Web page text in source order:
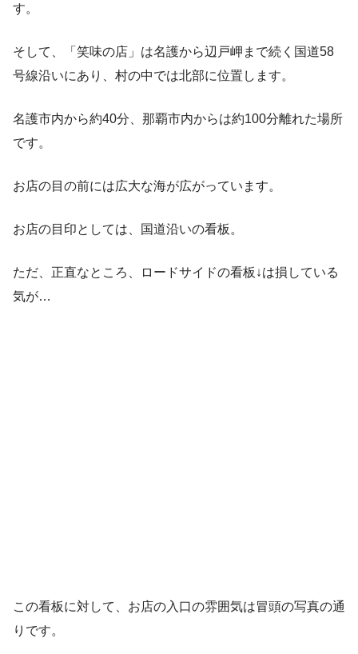
す。
そして、「笑味の店」は名護から辺戸岬まで続く国道58
号線沿いにあり、村の中では北部に位置します。
名護市内から約40分、那覇市内からは約100分離れた場所
です。
お店の目の前には広大な海が広がっています。
お店の目印としては、国道沿いの看板。
ただ、正直なところ、ロードサイドの看板↓は損している
気が…
この看板に対して、お店の入口の雰囲気は冒頭の写真の通
りです。